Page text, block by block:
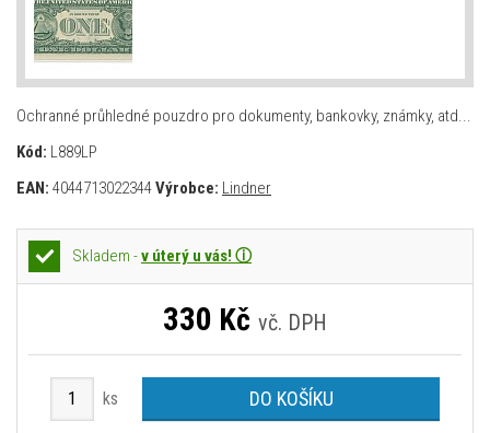
Ochranné průhledné pouzdro pro dokumenty, bankovky, známky, atd...
Kód: L889LP
EAN: 4044713022344Výrobce: Lindner
Skladem -v úterý u vás! ⓘ
330 Kč vč. DPH
ks DO KOŠÍKU